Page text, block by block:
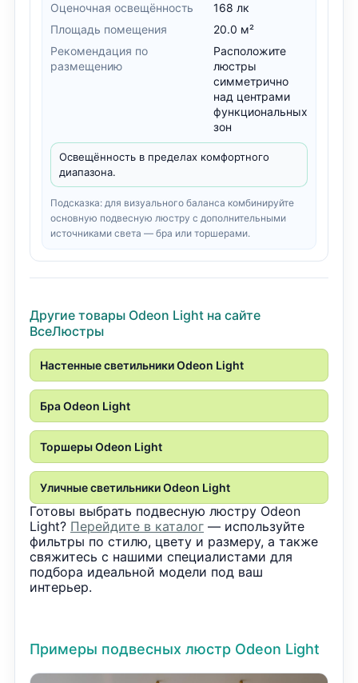
Оценочная освещённость
168 лк
Площадь помещения
20.0 м²
Рекомендация по
размещению
Расположите
люстры
симметрично
над центрами
функциональных
зон
Освещённость в пределах комфортного
диапазона.
Подсказка: для визуального баланса комбинируйте
основную подвесную люстру с дополнительными
источниками света — бра или торшерами.
Другие товары Odeon Light на сайте
ВсеЛюстры
Настенные светильники Odeon Light
Бра Odeon Light
Торшеры Odeon Light
Уличные светильники Odeon Light
Готовы выбрать подвесную люстру Odeon
Light? Перейдите в каталог — используйте
фильтры по стилю, цвету и размеру, а также
свяжитесь с нашими специалистами для
подбора идеальной модели под ваш
интерьер.
Примеры подвесных люстр Odeon Light